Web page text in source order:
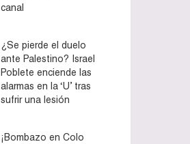
canal
¿Se pierde el duelo
ante Palestino? Israel
Poblete enciende las
alarmas en la ‘U’ tras
sufrir una lesión
¡Bombazo en Colo